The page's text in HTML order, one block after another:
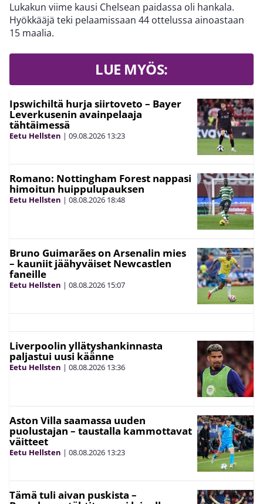
Lukakun viime kausi Chelsean paidassa oli hankala.
Hyökkääjä teki pelaamissaan 44 ottelussa ainoastaan
15 maalia.
LUE MYÖS:
Ipswichiltä hurja siirtoveto – Bayer
Leverkusenin avainpelaaja
tähtäimessä
Eetu Hellsten | 09.08.2026 13:23
Romano: Nottingham Forest nappasi
himoitun huippulupauksen
Eetu Hellsten | 08.08.2026 18:48
Bruno Guimarães on Arsenalin mies
– kauniit jäähyväiset Newcastlen
faneille
Eetu Hellsten | 08.08.2026 15:07
Liverpoolin yllätyshankinnasta
paljastui uusi käänne
Eetu Hellsten | 08.08.2026 13:36
Aston Villa saamassa uuden
puolustajan – taustalla kammottavat
väitteet
Eetu Hellsten | 08.08.2026 13:23
Tämä tuli aivan puskista –